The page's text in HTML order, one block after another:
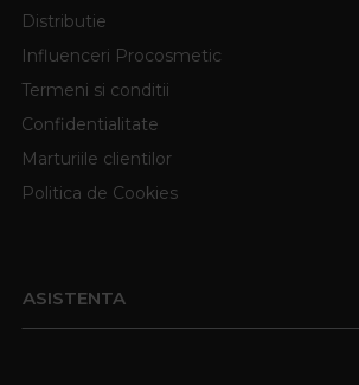
Distributie
Influenceri Procosmetic
Termeni si conditii
Confidentialitate
Marturiile clientilor
Politica de Cookies
ASISTENTA